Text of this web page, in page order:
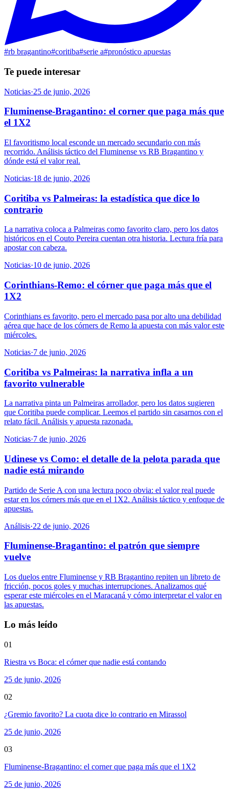
#rb bragantino#coritiba#serie a#pronóstico apuestas
Te puede interesar
Noticias·25 de junio, 2026
Fluminense-Bragantino: el corner que paga más que
el 1X2
El favoritismo local esconde un mercado secundario con más
recorrido. Análisis táctico del Fluminense vs RB Bragantino y
dónde está el valor real.
Noticias·18 de junio, 2026
Coritiba vs Palmeiras: la estadística que dice lo
contrario
La narrativa coloca a Palmeiras como favorito claro, pero los datos
históricos en el Couto Pereira cuentan otra historia. Lectura fría para
apostar con cabeza.
Noticias·10 de junio, 2026
Corinthians-Remo: el córner que paga más que el
1X2
Corinthians es favorito, pero el mercado pasa por alto una debilidad
aérea que hace de los córners de Remo la apuesta con más valor este
miércoles.
Noticias·7 de junio, 2026
Coritiba vs Palmeiras: la narrativa infla a un
favorito vulnerable
La narrativa pinta un Palmeiras arrollador, pero los datos sugieren
que Coritiba puede complicar. Leemos el partido sin casarnos con el
relato fácil. Análisis y apuesta razonada.
Noticias·7 de junio, 2026
Udinese vs Como: el detalle de la pelota parada que
nadie está mirando
Partido de Serie A con una lectura poco obvia: el valor real puede
estar en los córners más que en el 1X2. Análisis táctico y enfoque de
apuestas.
Análisis·22 de junio, 2026
Fluminense-Bragantino: el patrón que siempre
vuelve
Los duelos entre Fluminense y RB Bragantino repiten un libreto de
fricción, pocos goles y muchas interrupciones. Analizamos qué
esperar este miércoles en el Maracaná y cómo interpretar el valor en
las apuestas.
Lo más leído
01
Riestra vs Boca: el córner que nadie está contando
25 de junio, 2026
02
¿Gremio favorito? La cuota dice lo contrario en Mirassol
25 de junio, 2026
03
Fluminense-Bragantino: el corner que paga más que el 1X2
25 de junio, 2026